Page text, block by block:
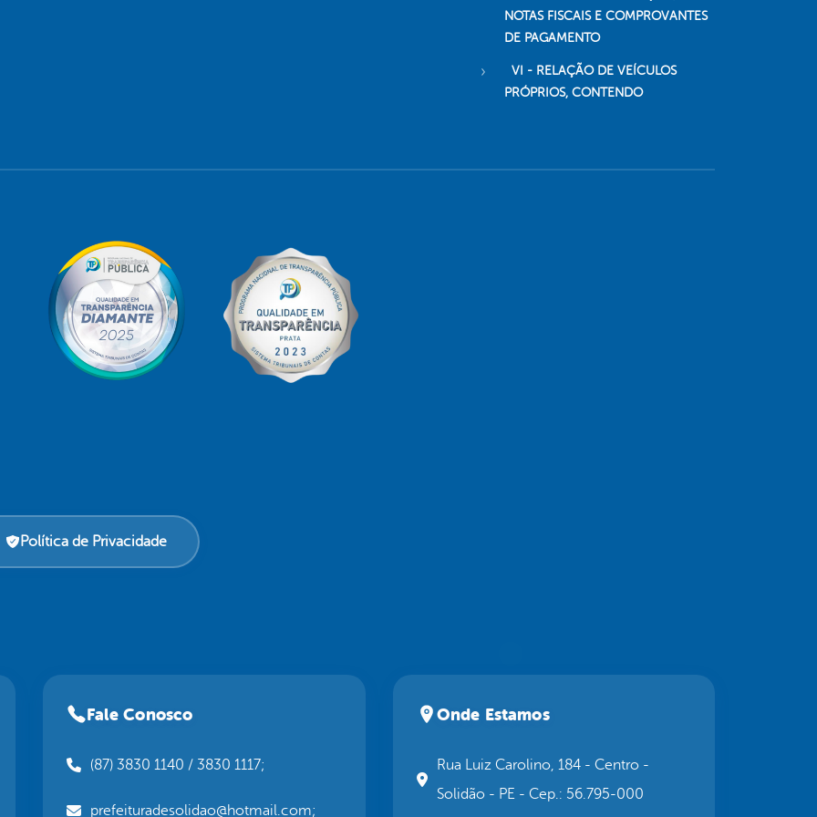
NOTAS FISCAIS E COMPROVANTES
DE PAGAMENTO
VI - RELAÇÃO DE VEÍCULOS
PRÓPRIOS, CONTENDO
Política de Privacidade
Fale Conosco
(87) 3830 1140 / 3830 1117;
prefeituradesolidao@hotmail.com;
Onde Estamos
Rua Luiz Carolino, 184 - Centro -
Solidão - PE - Cep.: 56.795-000